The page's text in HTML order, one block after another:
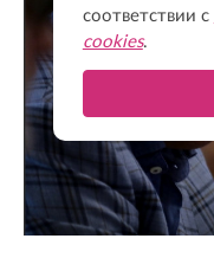
соответствии с
cookies.